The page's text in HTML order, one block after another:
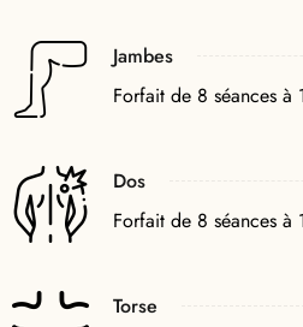
Jambes
Forfait de 8 séances à
Dos
Forfait de 8 séances à
Torse